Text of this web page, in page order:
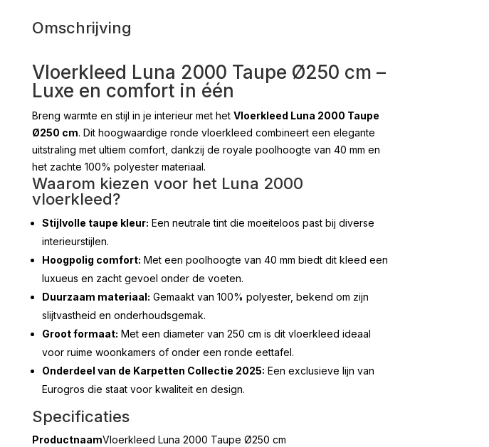
Omschrijving
Vloerkleed Luna 2000 Taupe Ø250 cm –
Luxe en comfort in één
Breng warmte en stijl in je interieur met het Vloerkleed Luna 2000 Taupe
Ø250 cm. Dit hoogwaardige ronde vloerkleed combineert een elegante
uitstraling met ultiem comfort, dankzij de royale poolhoogte van 40 mm en
het zachte 100% polyester materiaal.
Waarom kiezen voor het Luna 2000
vloerkleed?
Stijlvolle taupe kleur: Een neutrale tint die moeiteloos past bij diverse
interieurstijlen.
Hoogpolig comfort: Met een poolhoogte van 40 mm biedt dit kleed een
luxueus en zacht gevoel onder de voeten.
Duurzaam materiaal: Gemaakt van 100% polyester, bekend om zijn
slijtvastheid en onderhoudsgemak.
Groot formaat: Met een diameter van 250 cm is dit vloerkleed ideaal
voor ruime woonkamers of onder een ronde eettafel.
Onderdeel van de Karpetten Collectie 2025: Een exclusieve lijn van
Eurogros die staat voor kwaliteit en design.
Specificaties
ProductnaamVloerkleed Luna 2000 Taupe Ø250 cm